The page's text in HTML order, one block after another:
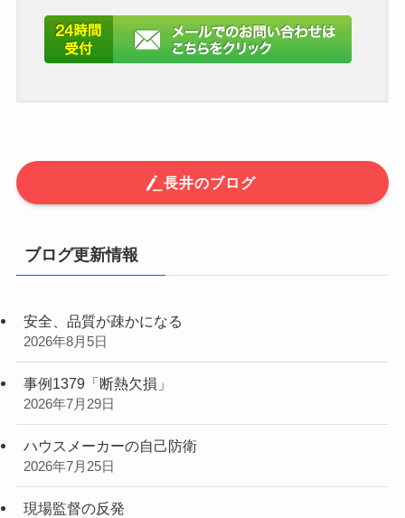
長井のブログ
ブログ更新情報
安全、品質が疎かになる
2026年8月5日
事例1379「断熱欠損」
2026年7月29日
ハウスメーカーの自己防衛
2026年7月25日
現場監督の反発